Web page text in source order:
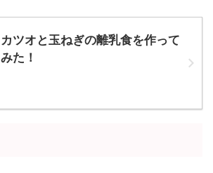
カツオと玉ねぎの離乳食を作って
みた！